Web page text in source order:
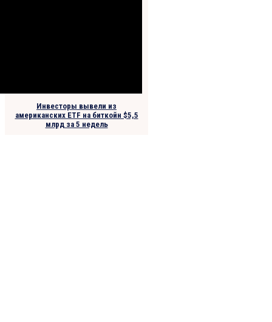
Инвесторы вывели из
американских ETF на биткойн $5,5
млрд за 5 недель